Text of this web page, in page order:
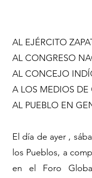
AL EJÉRCITO
AL CONGRESO
AL CONCEJO
A LOS MEDIOS
AL PUEBLO EN
El día de ayer ,
los Pueblos, a
en el Foro